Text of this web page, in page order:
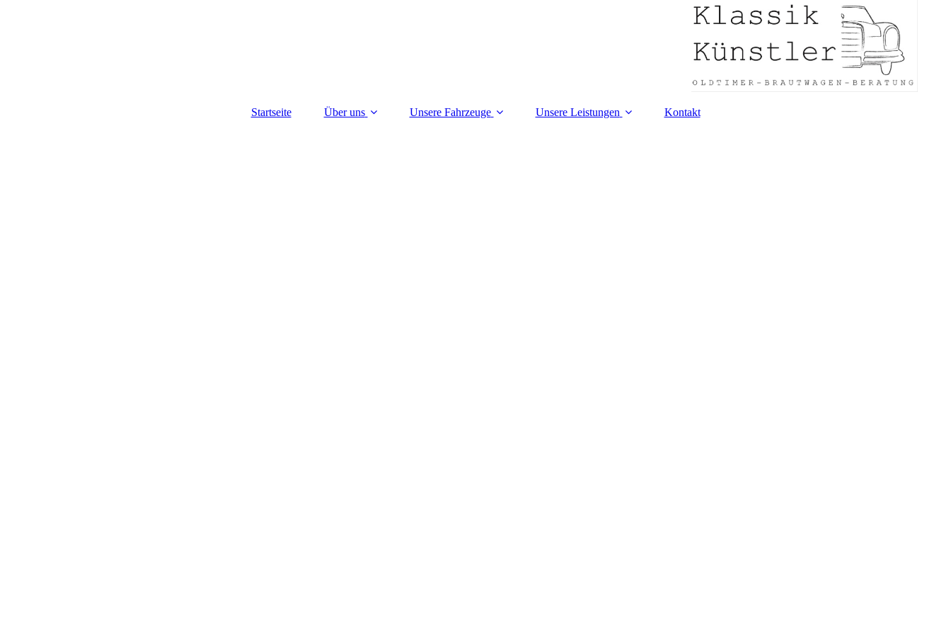
Startseite Über uns Unsere Fahrzeuge Unsere Leistungen Kontakt